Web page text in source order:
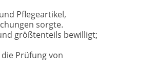
Pflegeartikel,
sorgte.
größtenteils bewilligt;
Prüfung von